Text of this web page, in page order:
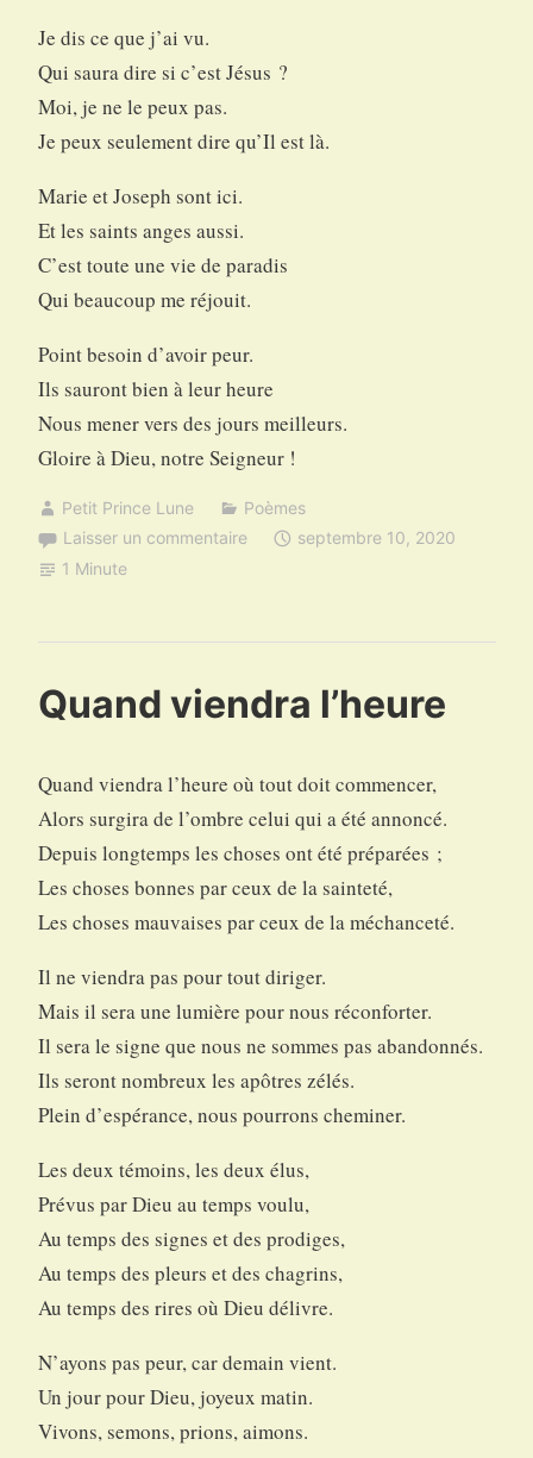
Je dis ce que j’ai vu.
Qui saura dire si c’est Jésus ?
Moi, je ne le peux pas.
Je peux seulement dire qu’Il est là.
Marie et Joseph sont ici.
Et les saints anges aussi.
C’est toute une vie de paradis
Qui beaucoup me réjouit.
Point besoin d’avoir peur.
Ils sauront bien à leur heure
Nous mener vers des jours meilleurs.
Gloire à Dieu, notre Seigneur !
Petit Prince Lune
Poèmes
Laisser un commentaire
septembre 10, 2020
1 Minute
Quand viendra l’heure
Quand viendra l’heure où tout doit commencer,
Alors surgira de l’ombre celui qui a été annoncé.
Depuis longtemps les choses ont été préparées ;
Les choses bonnes par ceux de la sainteté,
Les choses mauvaises par ceux de la méchanceté.
Il ne viendra pas pour tout diriger.
Mais il sera une lumière pour nous réconforter.
Il sera le signe que nous ne sommes pas abandonnés.
Ils seront nombreux les apôtres zélés.
Plein d’espérance, nous pourrons cheminer.
Les deux témoins, les deux élus,
Prévus par Dieu au temps voulu,
Au temps des signes et des prodiges,
Au temps des pleurs et des chagrins,
Au temps des rires où Dieu délivre.
N’ayons pas peur, car demain vient.
Un jour pour Dieu, joyeux matin.
Vivons, semons, prions, aimons.